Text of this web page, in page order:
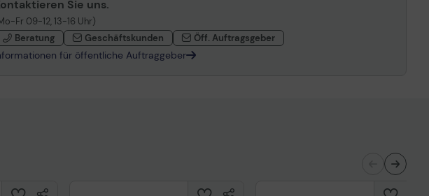
Sie uns.
Fr 09-12, 13-16 Uhr)
Beratung
Geschäftskunden Öff. Auftragsgeber
für öffentliche Auftraggeber